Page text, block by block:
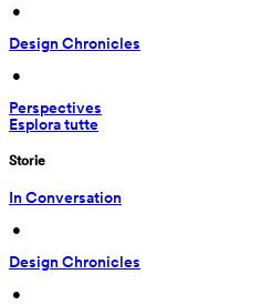
•
Design Chronicles
•
Perspectives
Esplora tutte
Storie
In Conversation
•
Design Chronicles
•